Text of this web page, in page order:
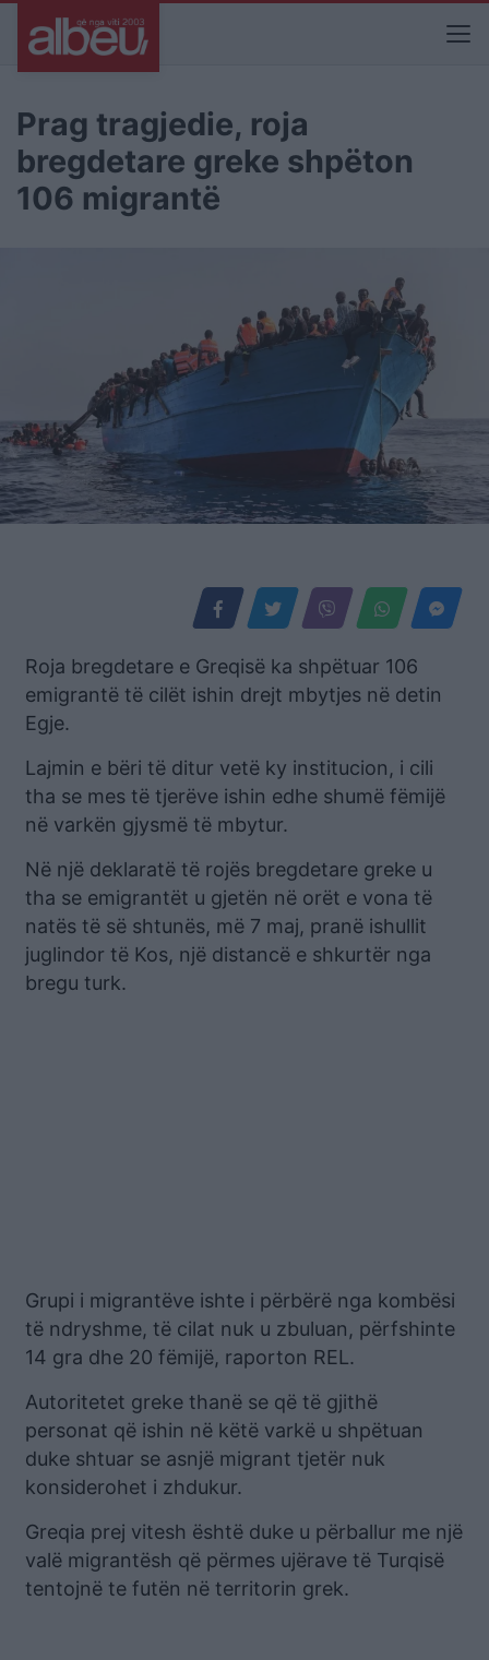
Prag tragjedie, roja
bregdetare greke shpëton
106 migrantë
Roja bregdetare e Greqisë ka shpëtuar 106
emigrantë të cilët ishin drejt mbytjes në detin
Egje.
Lajmin e bëri të ditur vetë ky institucion, i cili
tha se mes të tjerëve ishin edhe shumë fëmijë
në varkën gjysmë të mbytur.
Në një deklaratë të rojës bregdetare greke u
tha se emigrantët u gjetën në orët e vona të
natës të së shtunës, më 7 maj, pranë ishullit
juglindor të Kos, një distancë e shkurtër nga
bregu turk.
Grupi i migrantëve ishte i përbërë nga kombësi
të ndryshme, të cilat nuk u zbuluan, përfshinte
14 gra dhe 20 fëmijë, raporton REL.
Autoritetet greke thanë se që të gjithë
personat që ishin në këtë varkë u shpëtuan
duke shtuar se asnjë migrant tjetër nuk
konsiderohet i zhdukur.
Greqia prej vitesh është duke u përballur me një
valë migrantësh që përmes ujërave të Turqisë
tentojnë te futën në territorin grek.